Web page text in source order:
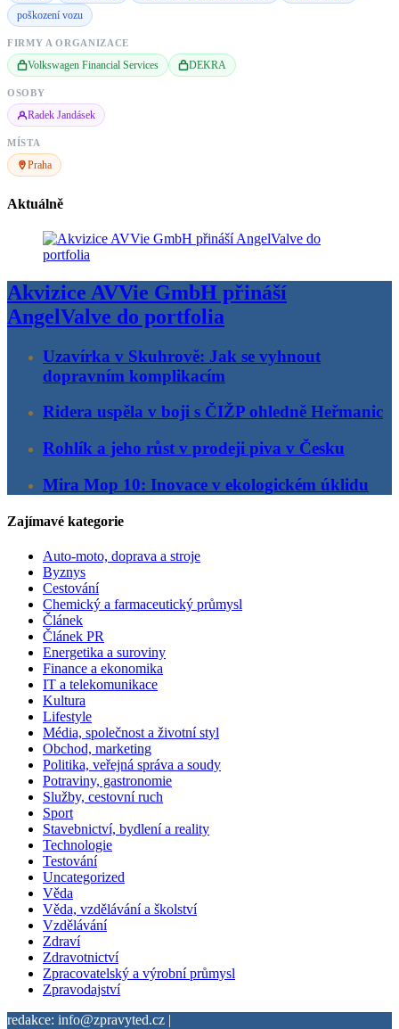
poškození vozu
FIRMY A ORGANIZACE
Volkswagen Financial Services DEKRA
OSOBY
Radek Jandásek
MÍSTA
Praha
Aktuálně
Akvizice AVVie GmbH přináší
AngelValve do portfolia
Uzavírka v Skuhrově: Jak se vyhnout
dopravním komplikacím
Ridera uspěla v boji s ČIŽP ohledně Heřmanic
Rohlík a jeho růst v prodeji piva v Česku
Mira Mop 10: Inovace v ekologickém úklidu
Zajímavé kategorie
Auto-moto, doprava a stroje
Byznys
Cestování
Chemický a farmaceutický průmysl
Článek
Článek PR
Energetika a suroviny
Finance a ekonomika
IT a telekomunikace
Kultura
Lifestyle
Média, společnost a životní styl
Obchod, marketing
Politika, veřejná správa a soudy
Potraviny, gastronomie
Služby, cestovní ruch
Sport
Stavebnictví, bydlení a reality
Technologie
Testování
Uncategorized
Věda
Věda, vzdělávání a školství
Vzdělávání
Zdraví
Zdravotnictví
Zpracovatelský a výrobní průmysl
Zpravodajství
redakce: info@zpravyted.cz |